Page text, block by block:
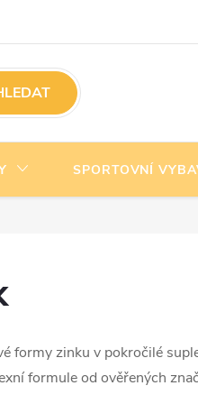
SPORTOVNÍ
formy zinku v pokročilé
formule od ověřených